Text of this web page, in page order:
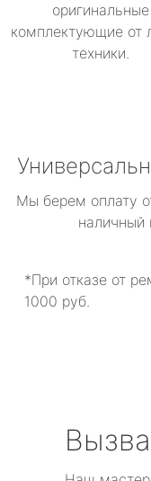
оригинальные
комплектующие от
техники.
Мы берем оплату
наличный
*При отказе от
1000 руб.